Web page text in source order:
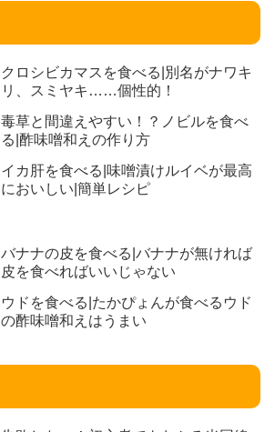
クロシビカマスを食べる|別名がナワキ
リ、スミヤキ……個性的！
毒草と間違えやすい！？ノビルを食べ
る|酢味噌和えの作り方
イカ肝を食べる|味噌漬けルイベが最高
においしい|簡単レシピ
バナナの皮を食べる|バナナが無ければ
皮を食べればいいじゃない
ウドを食べる|たかぴょんが食べるウド
の酢味噌和えはうまい